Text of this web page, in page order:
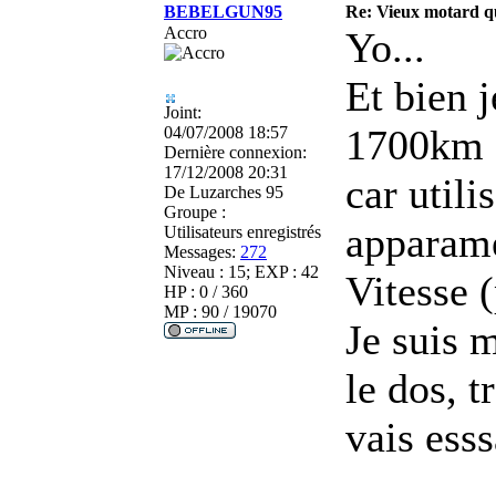
BEBELGUN95
Re: Vieux motard
Accro
Joint:
04/07/2008 18:57
Dernière connexion:
17/12/2008 20:31
De Luzarches 95
Groupe :
Utilisateurs enregistrés
Messages: 272
Niveau : 15; EXP : 42
HP : 0 / 360
MP : 90 / 19070
Yo...
Et bien
car
Vitesse
Je suis
le dos,
vais